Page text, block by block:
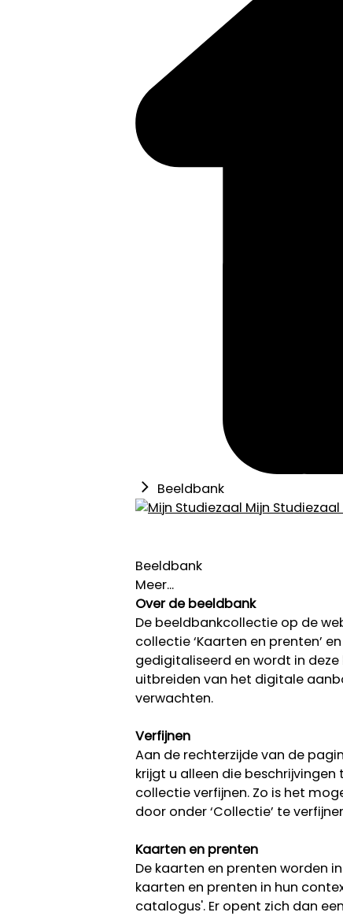
Beeldbank
Mijn
Beeldbank
Meer...
Over de beeldbank
De beeldbankcollectie op de
collectie ‘Kaarten en prenten’
gedigitaliseerd en wordt in
uitbreiden van het digitale
verwachten.
Verfijnen
Aan de rechterzijde van de
krijgt u alleen die
collectie verfijnen. Zo is het
door onder ‘Collectie’ te
Kaarten en prenten
De kaarten en prenten worden
kaarten en prenten in hun
catalogus'. Er opent zich dan